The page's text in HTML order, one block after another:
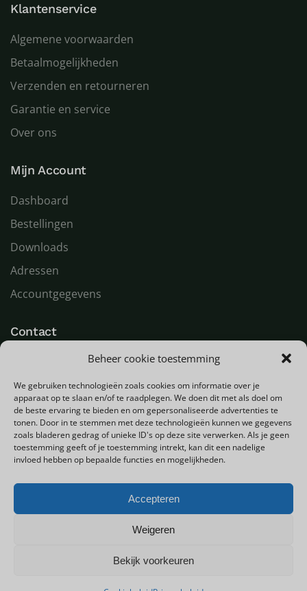
Beheer cookie toestemming
We gebruiken technologieën zoals cookies om informatie over je
apparaat op te slaan en/of te raadplegen. We doen dit met als doel om
de beste ervaring te bieden en om gepersonaliseerde advertenties te
tonen. Door in te stemmen met deze technologieën kunnen we gegevens
zoals bladeren gedrag of unieke ID's op deze site verwerken. Als je geen
toestemming geeft of je toestemming intrekt, kan dit een nadelige
invloed hebben op bepaalde functies en mogelijkheden.
Accepteren
Weigeren
Bekijk voorkeuren
Klantenservice
Algemene voorwaarden
Betaalmogelijkheden
Verzenden en retourneren
Garantie en service
Over ons
Mijn Account
Dashboard
Bestellingen
Downloads
Adressen
Accountgegevens
Contact
9482 WR Tynaarlo
Nederland
T+31 (0) 592 580000
Einfo@ledgoeroe.nl
Copyright © 2025 - Alle rechten voorbehouden